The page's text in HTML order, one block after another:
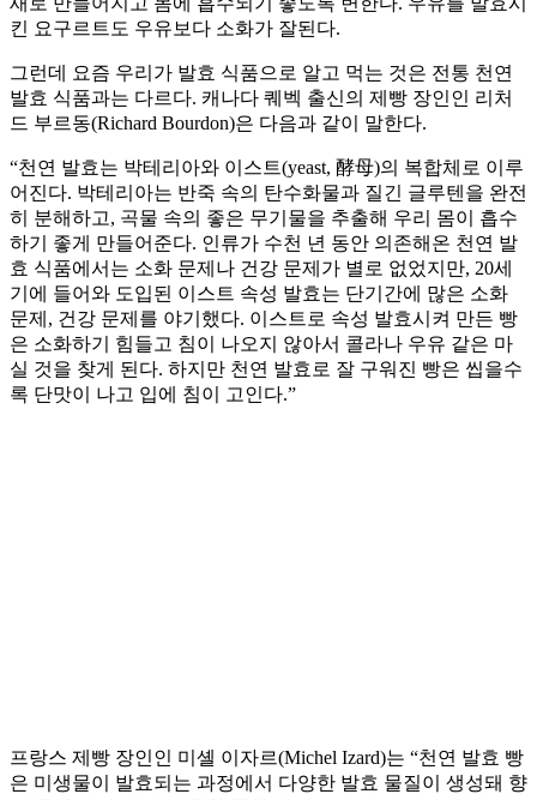
킨 요구르트도 우유보다 소화가 잘된다.
그런데 요즘 우리가 발효 식품으로 알고 먹는 것은 전통 천연
발효 식품과는 다르다. 캐나다 퀘벡 출신의 제빵 장인인 리처
드 부르동(Richard Bourdon)은 다음과 같이 말한다.
“천연 발효는 박테리아와 이스트(yeast, 酵母)의 복합체로 이루
어진다. 박테리아는 반죽 속의 탄수화물과 질긴 글루텐을 완전
히 분해하고, 곡물 속의 좋은 무기물을 추출해 우리 몸이 흡수
하기 좋게 만들어준다. 인류가 수천 년 동안 의존해온 천연 발
효 식품에서는 소화 문제나 건강 문제가 별로 없었지만, 20세
기에 들어와 도입된 이스트 속성 발효는 단기간에 많은 소화
문제, 건강 문제를 야기했다. 이스트로 속성 발효시켜 만든 빵
은 소화하기 힘들고 침이 나오지 않아서 콜라나 우유 같은 마
실 것을 찾게 된다. 하지만 천연 발효로 잘 구워진 빵은 씹을수
록 단맛이 나고 입에 침이 고인다.”
프랑스 제빵 장인인 미셸 이자르(Michel Izard)는 “천연 발효 빵
은 미생물이 발효되는 과정에서 다양한 발효 물질이 생성돼 향